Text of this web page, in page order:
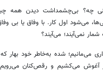
یعنی چه؟ بی‌چشمداشت دیدن همه
می‌شود اول کار. با وفاق یا بی
نمی‌آیند؛ می‌آیند؟
می‌مانیم؛ شده به‌خاطر خود بهار که
آغوش می‌کشیم و رقص‌کنان